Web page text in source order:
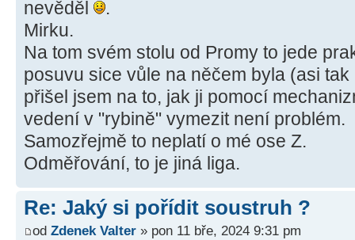
nevěděl
.
Mirku.
Na tom svém stolu od Promy to jede
posuvu sice vůle na něčem byla (asi
přišel jsem na to, jak ji pomocí
vedení v "rybině" vymezit není problém.
Samozřejmě to neplatí o mé ose Z.
Odměřování, to je jiná liga.
Re: Jaký si pořídit soustruh ?
od Zdenek Valter » pon 11 bře, 2024 9:31 pm